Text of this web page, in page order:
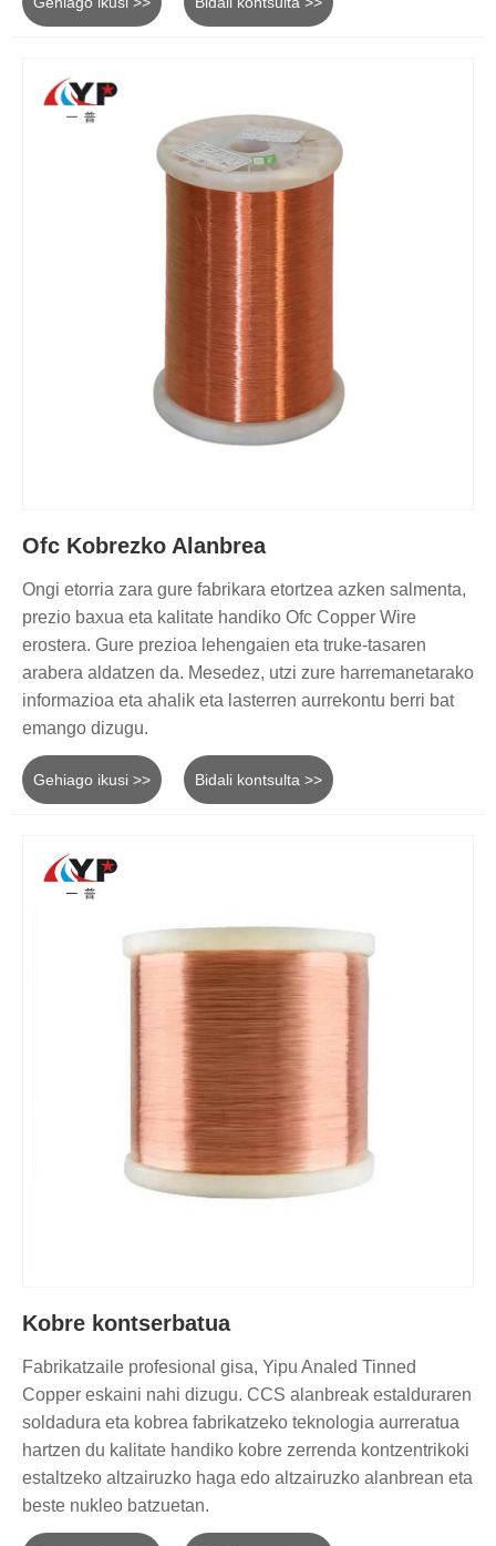
Ofc Kobrezko Alanbrea
Ongi etorria zara gure fabrikara etortzea azken salmenta,
prezio baxua eta kalitate handiko Ofc Copper Wire
erostera. Gure prezioa lehengaien eta truke-tasaren
arabera aldatzen da. Mesedez, utzi zure harremanetarako
informazioa eta ahalik eta lasterren aurrekontu berri bat
emango dizugu.
Gehiago ikusi >> Bidali kontsulta >>
Kobre kontserbatua
Fabrikatzaile profesional gisa, Yipu Analed Tinned
Copper eskaini nahi dizugu. CCS alanbreak estalduraren
soldadura eta kobrea fabrikatzeko teknologia aurreratua
hartzen du kalitate handiko kobre zerrenda kontzentrikoki
estaltzeko altzairuzko haga edo altzairuzko alanbrean eta
beste nukleo batzuetan.